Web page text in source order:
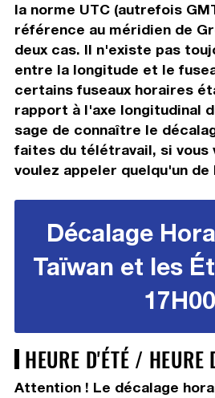
la norme UTC (autrefois
référence au méridien de
deux cas. Il n'existe pas
entre la longitude et le
certains fuseaux horaires
rapport à l'axe longitudinal
sage de connaître le
faites du télétravail, si vous
voulez appeler quelqu'un
Décalage
Taïwan et les
17H00
HEURE D'ÉTÉ / HEURE
Attention ! Le décalage